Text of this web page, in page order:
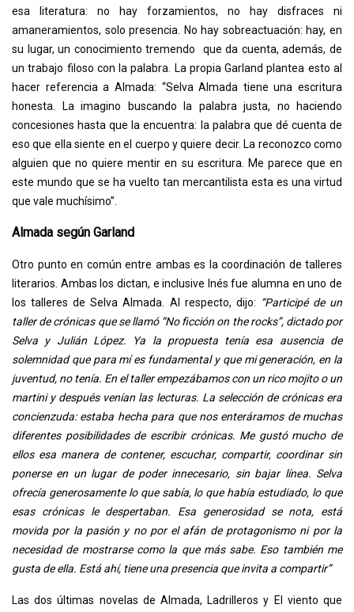
esa literatura: no hay forzamientos, no hay disfraces ni
amaneramientos, solo presencia. No hay sobreactuación: hay, en
su lugar, un conocimiento tremendo que da cuenta, además, de
un trabajo filoso con la palabra. La propia Garland plantea esto al
hacer referencia a Almada: “Selva Almada tiene una escritura
honesta. La imagino buscando la palabra justa, no haciendo
concesiones hasta que la encuentra: la palabra que dé cuenta de
eso que ella siente en el cuerpo y quiere decir. La reconozco como
alguien que no quiere mentir en su escritura. Me parece que en
este mundo que se ha vuelto tan mercantilista esta es una virtud
que vale muchísimo”.
Almada según Garland
Otro punto en común entre ambas es la coordinación de talleres
literarios. Ambas los dictan, e inclusive Inés fue alumna en uno de
los talleres de Selva Almada. Al respecto, dijo: “Participé de un
taller de crónicas que se llamó “No ficción on the rocks”, dictado por
Selva y Julián López. Ya la propuesta tenía esa ausencia de
solemnidad que para mí es fundamental y que mi generación, en la
juventud, no tenía. En el taller empezábamos con un rico mojito o un
martini y después venían las lecturas. La selección de crónicas era
concienzuda: estaba hecha para que nos enteráramos de muchas
diferentes posibilidades de escribir crónicas. Me gustó mucho de
ellos esa manera de contener, escuchar, compartir, coordinar sin
ponerse en un lugar de poder innecesario, sin bajar línea. Selva
ofrecía generosamente lo que sabía, lo que había estudiado, lo que
esas crónicas le despertaban. Esa generosidad se nota, está
movida por la pasión y no por el afán de protagonismo ni por la
necesidad de mostrarse como la que más sabe. Eso también me
gusta de ella. Está ahí, tiene una presencia que invita a compartir”
Las dos últimas novelas de Almada, Ladrilleros y El viento que